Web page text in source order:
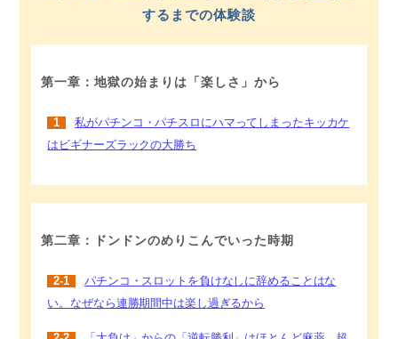
するまでの体験談
第一章：地獄の始まりは「楽しさ」から
1
私がパチンコ・パチスロにハマってしまったキッカケ
はビギナーズラックの大勝ち
第二章：ドンドンのめりこんでいった時期
2-1
パチンコ・スロットを負けなしに辞めることはな
い。なぜなら連勝期間中は楽し過ぎるから